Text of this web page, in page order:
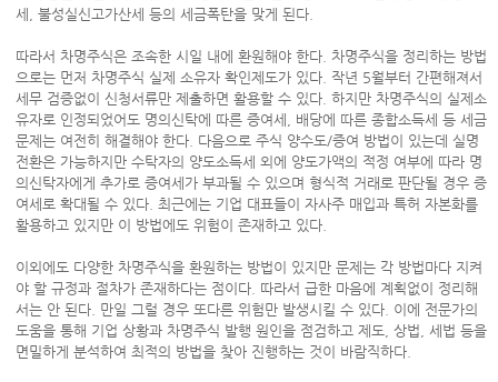
세, 불성실신고가산세 등의 세금폭탄을 맞게 된다.
따라서 차명주식은 조속한 시일 내에 환원해야 한다. 차명주식을 정리하는 방법
으로는 먼저 차명주식 실제 소유자 확인제도가 있다. 작년 5월부터 간편해져서
세무 검증없이 신청서류만 제출하면 활용할 수 있다. 하지만 차명주식의 실제소
유자로 인정되었어도 명의신탁에 따른 증여세, 배당에 따른 종합소득세 등 세금
문제는 여전히 해결해야 한다. 다음으로 주식 양수도/증여 방법이 있는데 실명
전환은 가능하지만 수탁자의 양도소득세 외에 양도가액의 적정 여부에 따라 명
의신탁자에게 추가로 증여세가 부과될 수 있으며 형식적 거래로 판단될 경우 증
여세로 확대될 수 있다. 최근에는 기업 대표들이 자사주 매입과 특허 자본화를
활용하고 있지만 이 방법에도 위험이 존재하고 있다.
이외에도 다양한 차명주식을 환원하는 방법이 있지만 문제는 각 방법마다 지켜
야 할 규정과 절차가 존재하다는 점이다. 따라서 급한 마음에 계획없이 정리해
서는 안 된다. 만일 그럴 경우 또다른 위험만 발생시킬 수 있다. 이에 전문가의
도움을 통해 기업 상황과 차명주식 발행 원인을 점검하고 제도, 상법, 세법 등을
면밀하게 분석하여 최적의 방법을 찾아 진행하는 것이 바람직하다.